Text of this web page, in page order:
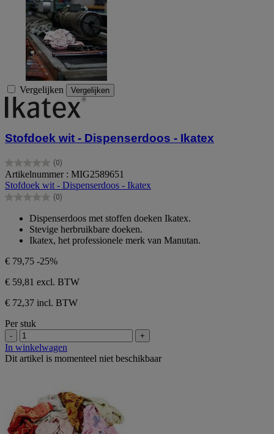
Vergelijken Vergelijken
Stofdoek wit - Dispenserdoos - Ikatex
(0)
0.0
van
de
5
Artikelnummer : MIG2589651
Stofdoek wit - Dispenserdoos - Ikatex
(0)
0.0
sterren.
Dispenserdoos met stoffen doeken Ikatex.
Stevige herbruikbare doeken.
Ikatex, het professionele merk van Manutan.
€ 79,75 -25%
€ 59,81 excl. BTW
€ 72,37 incl. BTW
Per stuk
- +
In winkelwagen
Dit artikel is momenteel niet beschikbaar